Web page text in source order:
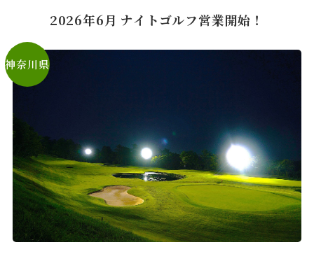
2026年6月 ナイトゴルフ営業開始！
神奈川県